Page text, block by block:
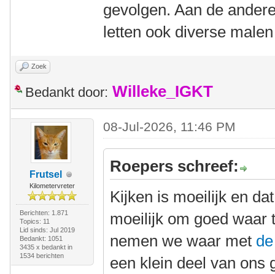
gevolgen. Aan de
letten ook diverse
Zoek
Bedankt door: Willeke_IGKT
Frutsel
Kilometervreter
Berichten: 1.871
Topics: 11
Lid sinds: Jul 2019
Bedankt: 1051
3435 x bedankt in
1534 berichten
08-Jul-2026, 11:46 PM
Roepers schreef:
Kijken is moeilijk en
moeilijk om goed waar
nemen we waar met
een klein deel van